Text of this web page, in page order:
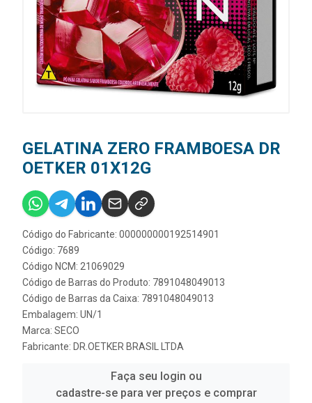
GELATINA ZERO FRAMBOESA DR
OETKER 01X12G
Código do Fabricante: 000000000192514901
Código: 7689
Código NCM: 21069029
Código de Barras do Produto: 7891048049013
Código de Barras da Caixa: 7891048049013
Embalagem: UN/1
Marca: SECO
Fabricante: DR.OETKER BRASIL LTDA
Faça seu login ou
cadastre-se para ver preços e comprar